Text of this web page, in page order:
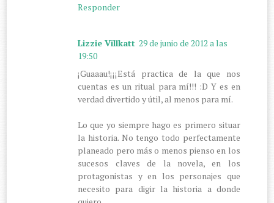
Responder
Lizzie Villkatt 29 de junio de 2012 a las
19:50
¡Guaaau!¡¡¡Está practica de la que nos
cuentas es un ritual para mí!!! :D Y es en
verdad divertido y útil, al menos para mí.
Lo que yo siempre hago es primero situar
la historia. No tengo todo perfectamente
planeado pero más o menos pienso en los
sucesos claves de la novela, en los
protagonistas y en los personajes que
necesito para digir la historia a donde